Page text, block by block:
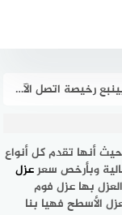
الآن بخصم 50% هوم سيرفر
أنها تقدم كل أنواع
وبأرخص سعرعزل
بها عزل فوم
الأسطح فهيا بنا